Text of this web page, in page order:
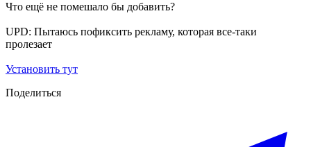
Что ещё не помешало бы добавить?
UPD: Пытаюсь пофиксить рекламу, которая все-таки
пролезает
Установить тут
Поделиться